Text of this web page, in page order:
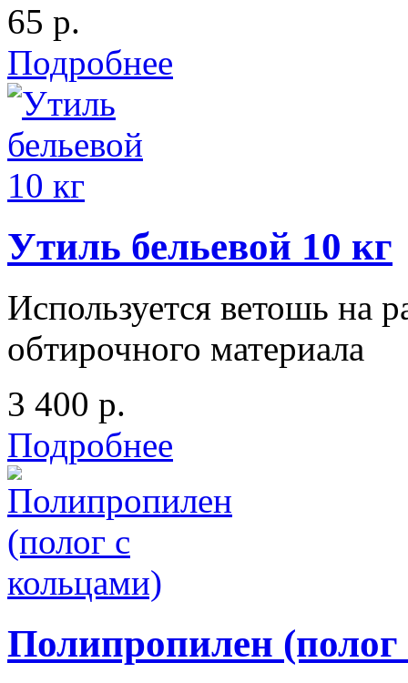
65 р.
Подробнее
Утиль бельевой 10 кг
Используется ветошь на
обтирочного материала
3 400 р.
Подробнее
Полипропилен